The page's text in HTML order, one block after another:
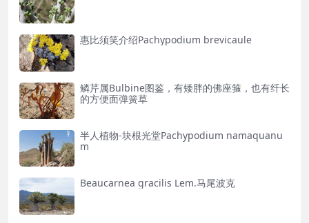
惠比须笑介绍Pachypodium brevicaule
鳞芹属Bulbine图鉴，有矮胖的佛座箍，也有纤长
的方便面弹簧草
半人植物-块根光堂Pachypodium namaquanu
m
Beaucarnea gracilis Lem.马尾波克